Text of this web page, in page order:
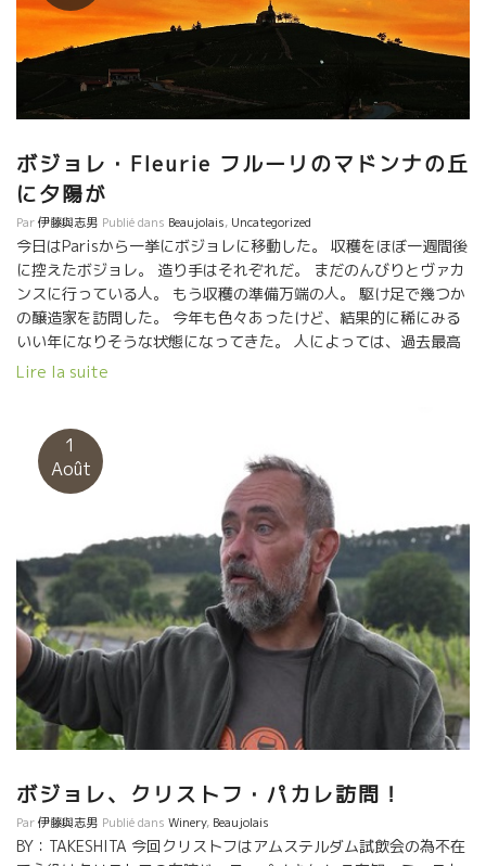
ボジョレ・Fleurie フルーリのマドンナの丘
に夕陽が
Par伊藤與志男 Publié dans Beaujolais, Uncategorized
今日はParisから一挙にボジョレに移動した。 収穫をほぼ一週間後
に控えたボジョレ。 造り手はそれぞれだ。 まだのんびりとヴァカ
ンスに行っている人。 もう収穫の準備万端の人。 駆け足で幾つか
の醸造家を訪問した。 今年も色々あったけど、結果的に稀にみる
いい年になりそうな状態になってきた。 人によっては、過去最高
の年になるのでは、という醸造家も何人かいた。 世紀の年のヌー
っていた。 車を止めてしばらく見入ってしまった。 ウー
ン・・・・。またもや言葉がいらない空間にで逢ってしまった。
Beaujolais: Madona Eglise au couchant Aujourd’huim je me
déplace directement de Paris à Beaujolais. Les vendanges
se feront dans une semaine. ça dépend des endroits:
quelques viticulteurs sont encore en vacances, les autres
sont prêts aux vendanges. Cette année aussi, s’exposant
aux […]
Lire la suite
1
Août
ボジョレ、クリストフ・パカレ訪問！
Par伊藤與志男 Publié dans Winery, Beaujolais
BY：TAKESHITA 今回クリストフはアムステルダム試飲会の為不在